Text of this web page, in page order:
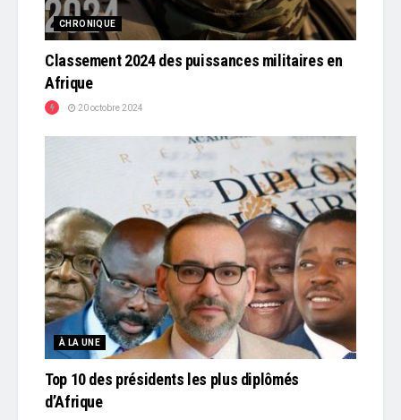
CHRONIQUE
Classement 2024 des puissances militaires en
Afrique
20 octobre 2024
À LA UNE
Top 10 des présidents les plus diplômés
d’Afrique